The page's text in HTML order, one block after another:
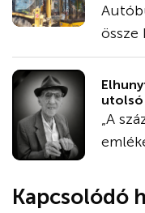
össze
„A
Kapcsolódó